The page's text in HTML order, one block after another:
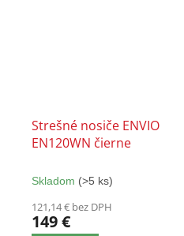
Strešné nosiče ENVIO
EN120WN čierne
Skladom (>5 ks)
121,14 € bez DPH
149 €